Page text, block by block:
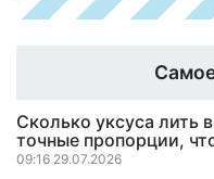
Сколько уксуса лить
точные пропорции,
09:16 29.07.2026